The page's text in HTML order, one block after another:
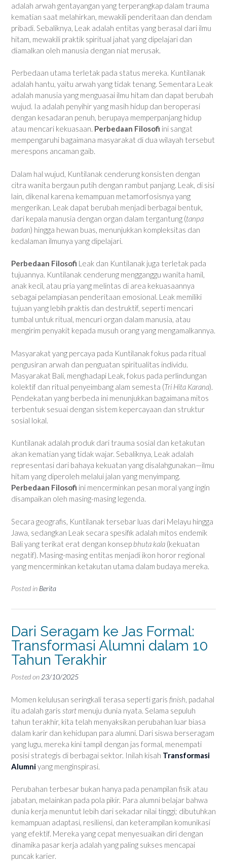
adalah arwah gentayangan yang terperangkap dalam trauma
kematian saat melahirkan, mewakili penderitaan dan dendam
pribadi. Sebaliknya, Leak adalah entitas yang berasal dari ilmu
hitam, mewakili praktik spiritual jahat yang dipelajari dan
diamalkan oleh manusia dengan niat merusak.
Perbedaan utama terletak pada status mereka. Kuntilanak
adalah hantu, yaitu arwah yang tidak tenang. Sementara Leak
adalah manusia yang menguasai ilmu hitam dan dapat berubah
wujud. Ia adalah penyihir yang masih hidup dan beroperasi
dengan kesadaran penuh, berupaya memperpanjang hidup
atau mencari kekuasaan. Perbedaan Filosofi ini sangat
mempengaruhi bagaimana masyarakat di dua wilayah tersebut
merespons ancaman gaib.
Dalam hal wujud, Kuntilanak cenderung konsisten dengan
citra wanita bergaun putih dengan rambut panjang. Leak, di sisi
lain, dikenal karena kemampuan metamorfosisnya yang
mengerikan. Leak dapat berubah menjadi berbagai bentuk,
dari kepala manusia dengan organ dalam tergantung (tanpa
badan) hingga hewan buas, menunjukkan kompleksitas dan
kedalaman ilmunya yang dipelajari.
Perbedaan Filosofi Leak dan Kuntilanak juga terletak pada
tujuannya. Kuntilanak cenderung mengganggu wanita hamil,
anak kecil, atau pria yang melintas di area kekuasaannya
sebagai pelampiasan penderitaan emosional. Leak memiliki
tujuan yang lebih praktis dan destruktif, seperti mencari
tumbal untuk ritual, mencuri organ dalam manusia, atau
mengirim penyakit kepada musuh orang yang mengamalkannya.
Masyarakat yang percaya pada Kuntilanak fokus pada ritual
pengusiran arwah dan penguatan spiritualitas individu.
Masyarakat Bali, menghadapi Leak, fokus pada perlindungan
kolektif dan ritual penyeimbang alam semesta (Tri Hita Karana).
Pendekatan yang berbeda ini menunjukkan bagaimana mitos
terbentuk sesuai dengan sistem kepercayaan dan struktur
sosial lokal.
Kuntilanak adalah produk dari trauma sosial dan ketakutan
akan kematian yang tidak wajar. Sebaliknya, Leak adalah
representasi dari bahaya kekuatan yang disalahgunakan—ilmu
hitam yang diperoleh melalui jalan yang menyimpang.
Perbedaan Filosofi ini mencerminkan pesan moral yang ingin
disampaikan oleh masing-masing legenda.
Secara geografis, Kuntilanak tersebar luas dari Melayu hingga
Jawa, sedangkan Leak secara spesifik adalah mitos endemik
Bali yang terikat erat dengan konsep bhuta kala (kekuatan
negatif). Masing-masing entitas menjadi ikon horor regional
yang mencerminkan ketakutan utama dalam budaya mereka.
Posted in Berita
Dari Seragam ke Jas Formal:
Transformasi Alumni dalam 10
Tahun Terakhir
Posted on 23/10/2025
Momen kelulusan seringkali terasa seperti garis finish , padahal
itu adalah garis start menuju dunia nyata. Selama sepuluh
tahun terakhir, kita telah menyaksikan perubahan luar biasa
dalam karir dan kehidupan para alumni. Dari siswa berseragam
yang lugu, mereka kini tampil dengan jas formal, menempati
posisi strategis di berbagai sektor. Inilah kisah Transformasi
Alumniyang menginspirasi.
Perubahan terbesar bukan hanya pada penampilan fisik atau
jabatan, melainkan pada pola pikir. Para alumni belajar bahwa
dunia kerja menuntut lebih dari sekadar nilai tinggi; dibutuhkan
kemampuan adaptasi, resiliensi, dan keterampilan komunikasi
yang efektif. Mereka yang cepat menyesuaikan diri dengan
dinamika pasar kerja adalah yang paling sukses mencapai
puncak karier.